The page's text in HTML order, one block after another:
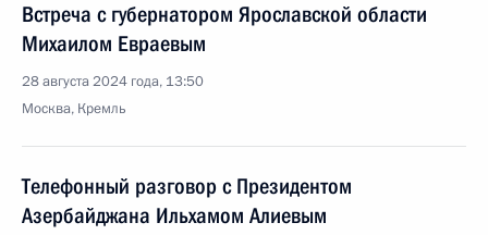
Встреча с губернатором Ярославской области
Михаилом Евраевым
28 августа 2024 года, 13:50
Москва, Кремль
Телефонный разговор с Президентом
Азербайджана Ильхамом Алиевым